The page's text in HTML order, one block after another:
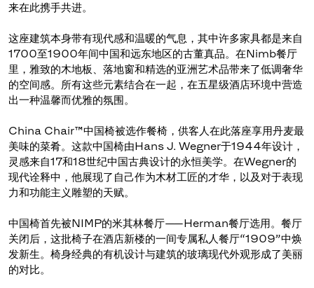
来在此携手共进。
这座建筑本身带有现代感和温暖的气息，其中许多家具都是来自
1700至1900年间中国和远东地区的古董真品。在Nimb餐厅
里，雅致的木地板、落地窗和精选的亚洲艺术品带来了低调奢华
的空间感。所有这些元素结合在一起，在五星级酒店环境中营造
出一种温馨而优雅的氛围。
China Chair™中国椅被选作餐椅，供客人在此落座享用丹麦最
美味的菜肴。这款中国椅由Hans J. Wegner于1944年设计，
灵感来自17和18世纪中国古典设计的永恒美学。在Wegner的
现代诠释中，他展现了自己作为木材工匠的才华，以及对于表现
力和功能主义雕塑的天赋。
中国椅首先被NIMP的米其林餐厅——Herman餐厅选用。餐厅
关闭后，这批椅子在酒店新楼的一间专属私人餐厅“1909”中焕
发新生。椅身经典的有机设计与建筑的玻璃现代外观形成了美丽
的对比。